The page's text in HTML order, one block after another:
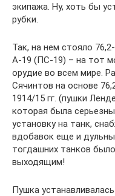
экипажа. Ну, хоть бы
рубки.
Так, на нем стояло
А-19 (ПС-19) – на тот
орудие во всем мире.
Сячинтов на основе
1914/15 гг. (пушки
которая была
установку на танк,
вдобавок еще и
тогдашних танков
выходящим!
Пушка